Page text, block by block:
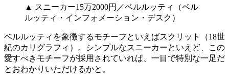
▲ スニーカー15万2000円／ベルルッティ（ベル
ルッティ・インフォメーション・デスク）
ベルルッティを象徴するモチーフといえばスクリット（18世
紀のカリグラフィ）。シンプルなスニーカーといえど、この
愛すべきモチーフが採用されていれば、一目で特別な一足だ
とおわかりいただけるかと。